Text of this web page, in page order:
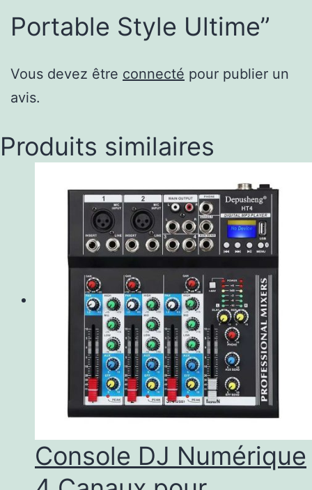
Portable Style Ultime”
Vous devez être connecté pour publier un
avis.
Produits similaires
Console DJ Numérique